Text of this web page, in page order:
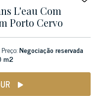
L'eau Com
Porto Cervo
Preço:Negociação reservada
m2